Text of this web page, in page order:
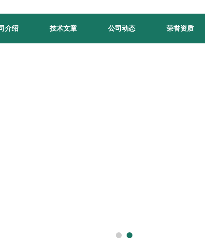
介绍 技术文章 公司动态 荣誉资质